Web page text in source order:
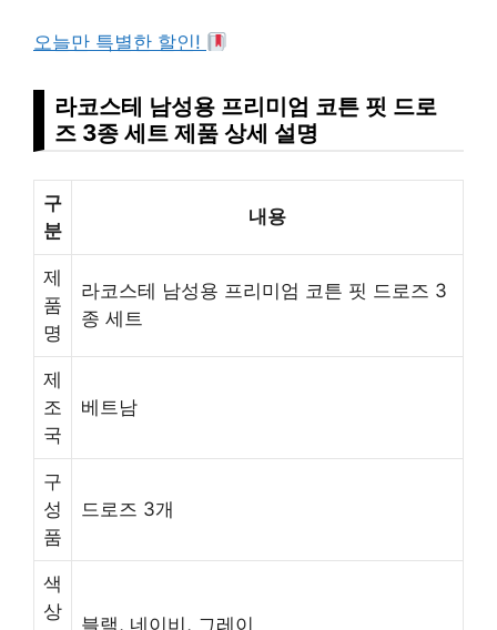
오늘만 특별한 할인!
라코스테 남성용 프리미엄 코튼 핏 드로
즈 3종 세트 제품 상세 설명
구
분
내용
제
품
명
라코스테 남성용 프리미엄 코튼 핏 드로즈 3
종 세트
제
조
국
베트남
구
성
품
드로즈 3개
색
상
블랙, 네이비, 그레이